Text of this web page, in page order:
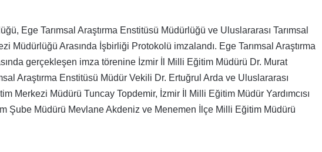
Ege Tarımsal Araştırma Enstitüsü Müdürlüğü ve Uluslararası Tarımsal
Müdürlüğü Arasında İşbirliği Protokolü imzalandı. Ege Tarımsal Araştırma
gerçekleşen imza törenine İzmir İl Milli Eğitim Müdürü Dr. Murat
Araştırma Enstitüsü Müdür Vekili Dr. Ertuğrul Arda ve Uluslararası
Merkezi Müdürü Tuncay Topdemir, İzmir İl Milli Eğitim Müdür Yardımcısı
Şube Müdürü Mevlane Akdeniz ve Menemen İlçe Milli Eğitim Müdürü